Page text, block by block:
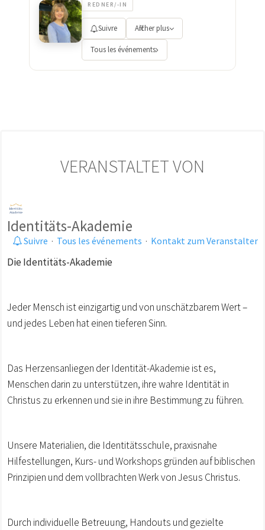
REDNER/-IN
Suivre Afficher plus
Tous les événements
VERANSTALTET VON
Identitäts-Akademie
Suivre · Tous les événements · Kontakt zum Veranstalter
Die Identitäts-Akademie
Jeder Mensch ist einzigartig und von unschätzbarem Wert –
und jedes Leben hat einen tieferen Sinn.
Das Herzensanliegen der Identität-Akademie ist es,
Menschen darin zu unterstützen, ihre wahre Identität in
Christus zu erkennen und sie in ihre Bestimmung zu führen.
Unsere Materialien, die Identitätsschule, praxisnahe
Hilfestellungen, Kurs- und Workshops gründen auf biblischen
Prinzipien und dem vollbrachten Werk von Jesus Christus.
Durch individuelle Betreuung, Handouts und gezielte